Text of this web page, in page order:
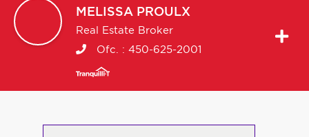
MELISSA PROULX
Real Estate Broker
Ofc. : 450-625-2001